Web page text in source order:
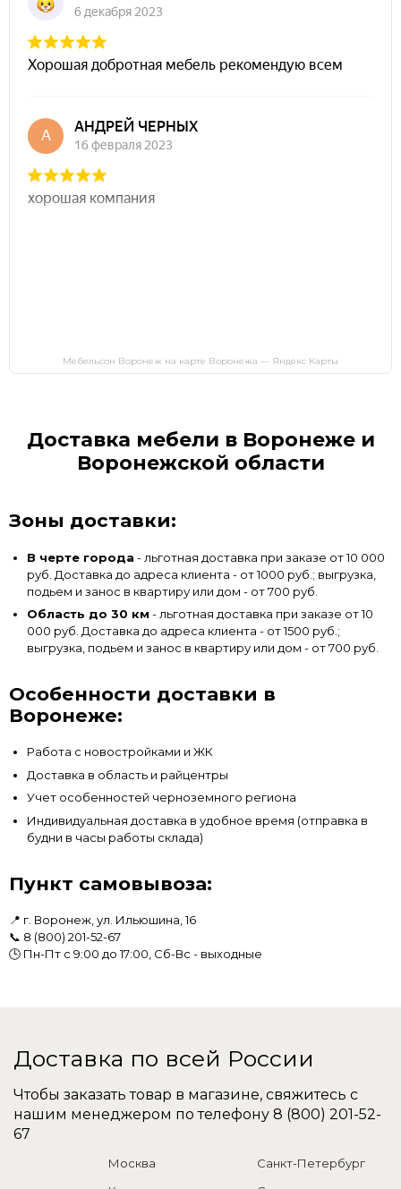
Мебельсон Воронеж на карте Воронежа — Яндекс Карты
Доставка мебели в Воронеже и
Воронежской области
Зоны доставки:
В черте города - льготная доставка при заказе от 10 000
руб. Доставка до адреса клиента - от 1000 руб.; выгрузка,
подьем и занос в квартиру или дом - от 700 руб.
Область до 30 км - льготная доставка при заказе от 10
000 руб. Доставка до адреса клиента - от 1500 руб.;
выгрузка, подьем и занос в квартиру или дом - от 700 руб.
Особенности доставки в
Воронеже:
Работа с новостройками и ЖК
Доставка в область и райцентры
Учет особенностей черноземного региона
Индивидуальная доставка в удобное время (отправка в
будни в часы работы склада)
Пункт самовывоза:
📍 г. Воронеж, ул. Ильюшина, 16
📞 8 (800) 201-52-67
🕒 Пн-Пт с 9:00 до 17:00, Сб-Вс - выходные
Доставка по всей России
Чтобы заказать товар в магазине, свяжитесь с
нашим менеджером по телефону 8 (800) 201-52-
67
Москва
Санкт-Петербург